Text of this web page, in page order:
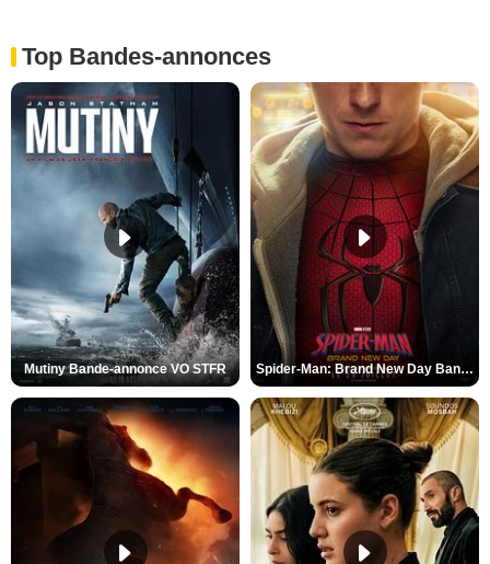
Top Bandes-annonces
Mutiny Bande-annonce VO STFR Spider-Man: Brand New Day Bande-annonce VO STFR